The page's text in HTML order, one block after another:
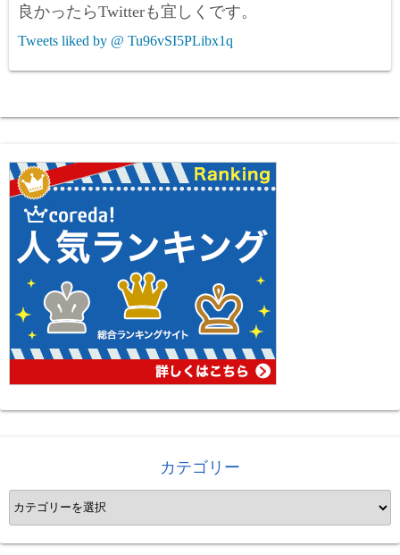
良かったらTwitterも宜しくです。
Tweets liked by @ Tu96vSI5PLibx1q
カテゴリー
カ
テ
ゴ